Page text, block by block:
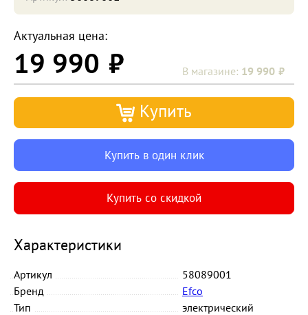
Актуальная цена:
19 990 19 990
Купить
Купить в один клик
Купить со скидкой
Характеристики
Артикул
58089001
Бренд
Efco
Тип
электрический